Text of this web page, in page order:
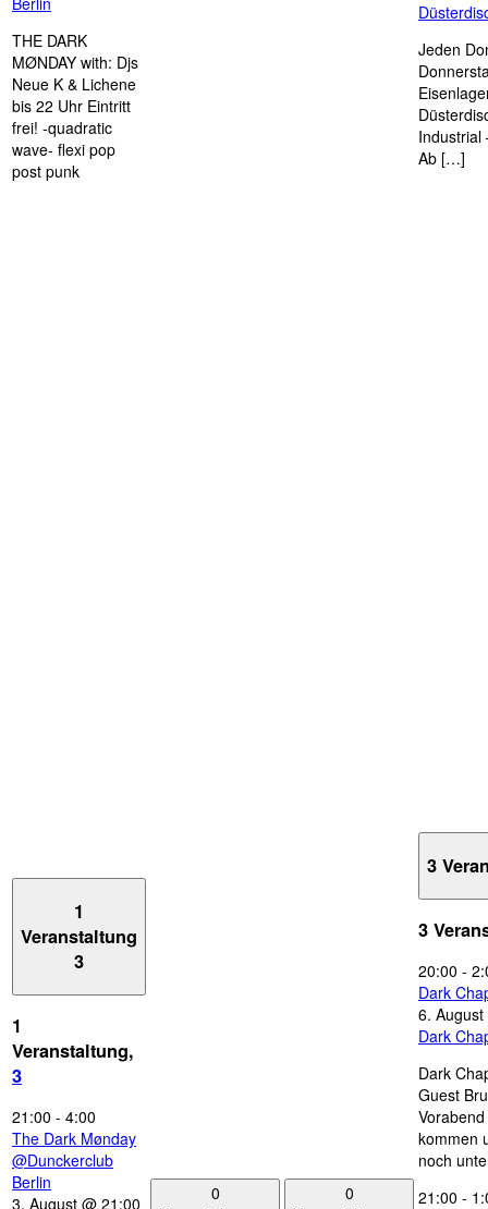
THE DARK
MØNDAY with: Djs
Neue K & Lichene
bis 22 Uhr Eintritt
frei! -quadratic
wave- flexi pop
post punk
Jeden
Industrial
Ab […]
1
Veranstaltung
3
1
Veranstaltung,
3
21:00 - 4:00
The Dark Mønday
@Dunckerclub
Berlin
3. August @ 21:00
0
0
3
3
20:00 -
Dark
6.
Dark
Dark
Guest
kommen
noch
21:00 -